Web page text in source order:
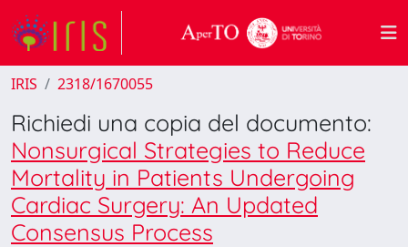
IRIS 2318/1670055
Richiedi una copia del documento:
Nonsurgical Strategies to Reduce
Mortality in Patients Undergoing
Cardiac Surgery: An Updated
Consensus Process